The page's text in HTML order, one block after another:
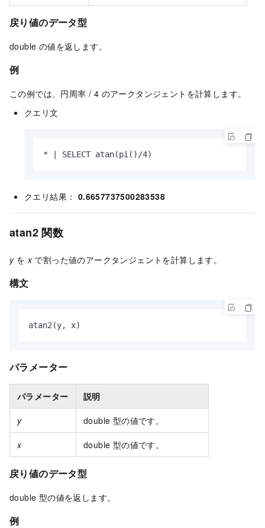
戻り値のデータ型
double の値を返します。
例
この例では、円周率 / 4 のアークタンジェントを計算します。
クエリ文
* | SELECT atan(pi()/4)
クエリ結果： 0.6657737500283538
atan2 関数
yを xで割った値のアークタンジェントを計算します。
構文
atan2(y, x)
パラメーター
パラメーター 説明
y double 型の値です。
x double 型の値です。
戻り値のデータ型
double 型の値を返します。
例